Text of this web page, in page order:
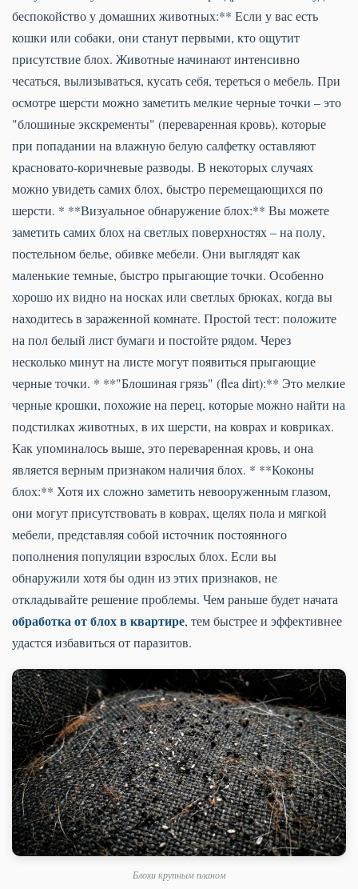
беспокойство у домашних животных:** Если у вас есть
кошки или собаки, они станут первыми, кто ощутит
присутствие блох. Животные начинают интенсивно
чесаться, вылизываться, кусать себя, тереться о мебель. При
осмотре шерсти можно заметить мелкие черные точки – это
"блошиные экскременты" (переваренная кровь), которые
при попадании на влажную белую салфетку оставляют
красновато-коричневые разводы. В некоторых случаях
можно увидеть самих блох, быстро перемещающихся по
шерсти. * **Визуальное обнаружение блох:** Вы можете
заметить самих блох на светлых поверхностях – на полу,
постельном белье, обивке мебели. Они выглядят как
маленькие темные, быстро прыгающие точки. Особенно
хорошо их видно на носках или светлых брюках, когда вы
находитесь в зараженной комнате. Простой тест: положите
на пол белый лист бумаги и постойте рядом. Через
несколько минут на листе могут появиться прыгающие
черные точки. * **"Блошиная грязь" (flea dirt):** Это мелкие
черные крошки, похожие на перец, которые можно найти на
подстилках животных, в их шерсти, на коврах и ковриках.
Как упоминалось выше, это переваренная кровь, и она
является верным признаком наличия блох. * **Коконы
блох:** Хотя их сложно заметить невооруженным глазом,
они могут присутствовать в коврах, щелях пола и мягкой
мебели, представляя собой источник постоянного
пополнения популяции взрослых блох. Если вы
обнаружили хотя бы один из этих признаков, не
откладывайте решение проблемы. Чем раньше будет начата
обработка от блох в квартире, тем быстрее и эффективнее
удастся избавиться от паразитов.
Блохи крупным планом